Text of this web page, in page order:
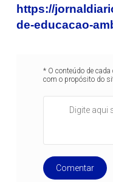
https://
de-educacao-
* O conteúdo de
com o propósito do
Comentar